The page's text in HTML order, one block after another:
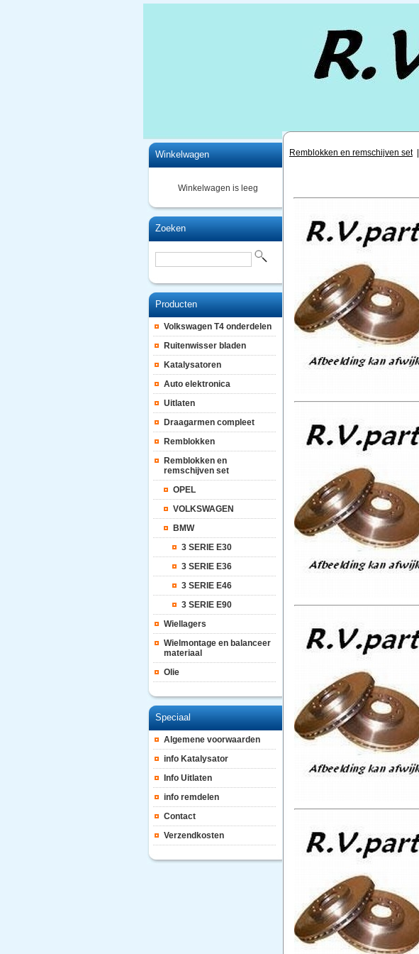
Winkelwagen
Winkelwagen is leeg
Zoeken
Producten
Volkswagen T4 onderdelen
Ruitenwisser bladen
Katalysatoren
Auto elektronica
Uitlaten
Draagarmen compleet
Remblokken
Remblokken en
remschijven set
OPEL
VOLKSWAGEN
BMW
3 SERIE E30
3 SERIE E36
3 SERIE E46
3 SERIE E90
Wiellagers
Wielmontage en balanceer
materiaal
Olie
Speciaal
Algemene voorwaarden
info Katalysator
Info Uitlaten
info remdelen
Contact
Verzendkosten
Remblokken en remschijven set|